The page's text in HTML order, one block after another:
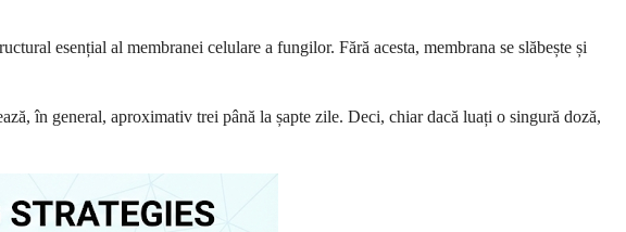
esențial al membranei celulare a fungilor. Fără acesta, membrana se slăbește și
în general, aproximativ trei până la șapte zile. Deci, chiar dacă luați o singură doză,